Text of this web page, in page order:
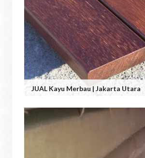
JUAL Kayu Merbau | Jakarta Utara